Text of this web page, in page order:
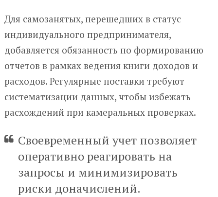
Для самозанятых, перешедших в статус
индивидуального предпринимателя,
добавляется обязанность по формированию
отчетов в рамках ведения книги доходов и
расходов. Регулярные поставки требуют
систематизации данных, чтобы избежать
расхождений при камеральных проверках.
Своевременный учет позволяет
оперативно реагировать на
запросы и минимизировать
риски доначислений.